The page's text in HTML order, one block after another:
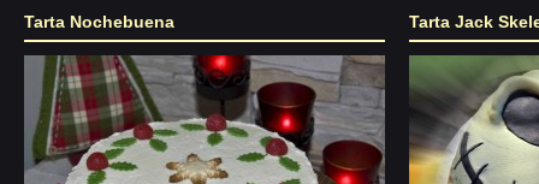
Tarta Nochebuena Tarta Jack